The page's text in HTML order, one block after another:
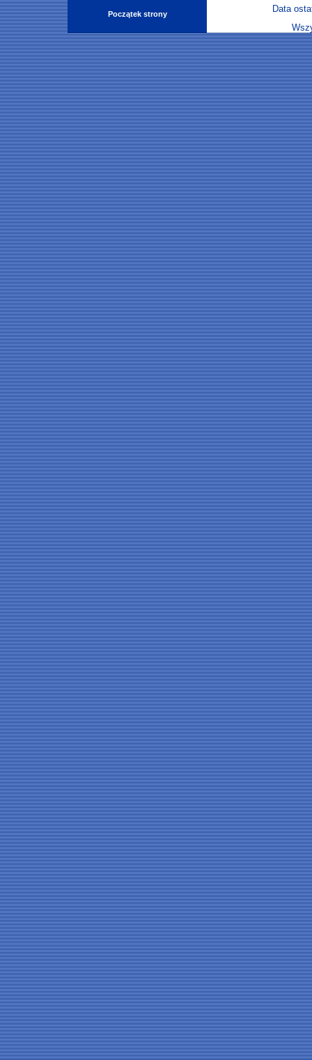
Początek strony
Data